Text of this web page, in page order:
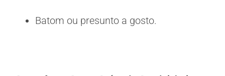
Batom ou presunto a gosto.